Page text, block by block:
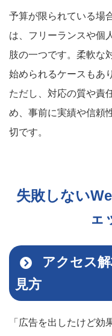
予算が限られている場
は、フリーランスや個
肢の一つです。柔軟な
始められるケースもあ
ただし、対応の質や責
め、事前に実績や信頼
切です。
失敗しない
ェ
アクセス
見方
「広告を出したけど